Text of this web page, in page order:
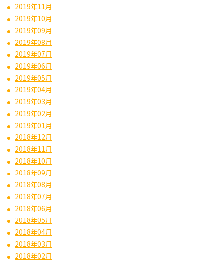
2019年11月
2019年10月
2019年09月
2019年08月
2019年07月
2019年06月
2019年05月
2019年04月
2019年03月
2019年02月
2019年01月
2018年12月
2018年11月
2018年10月
2018年09月
2018年08月
2018年07月
2018年06月
2018年05月
2018年04月
2018年03月
2018年02月